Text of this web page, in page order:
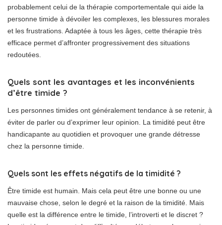
probablement celui de la thérapie comportementale qui aide la
personne timide à dévoiler les complexes, les blessures morales
et les frustrations. Adaptée à tous les âges, cette thérapie très
efficace permet d’affronter progressivement des situations
redoutées.
Quels sont les avantages et les inconvénients
d’être timide ?
Les personnes timides ont généralement tendance à se retenir, à
éviter de parler ou d’exprimer leur opinion. La timidité peut être
handicapante au quotidien et provoquer une grande détresse
chez la personne timide.
Quels sont les effets négatifs de la timidité ?
Être timide est humain. Mais cela peut être une bonne ou une
mauvaise chose, selon le degré et la raison de la timidité. Mais
quelle est la différence entre le timide, l’introverti et le discret ?